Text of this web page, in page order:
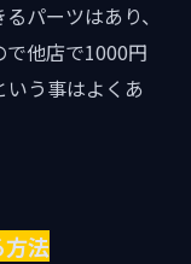
パーツはあり、
他店で1000円
う事はよくあ
法